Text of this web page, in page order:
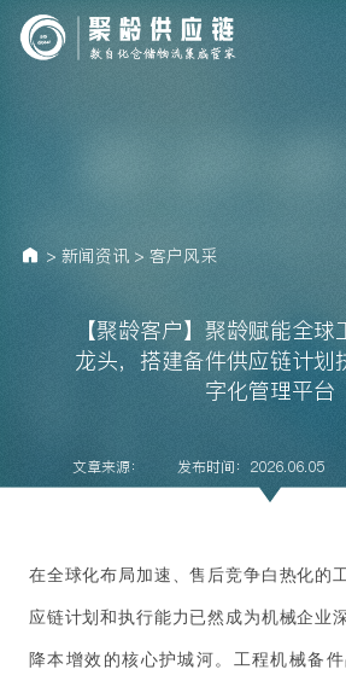
> 新闻资讯 > 客户风采
【聚龄客户】聚龄赋能全
龙头，搭建备件供应链计划
字化管理平台
文章来源： 发布时间：2026.06.05
在全球化布局加速、售后竞争白热化的
应链计划和执行能力已然成为机械企业
降本增效的核心护城河。工程机械备